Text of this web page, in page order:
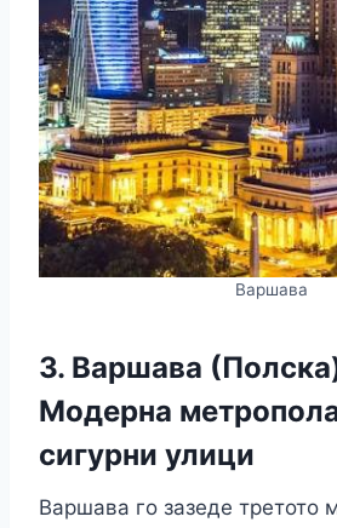
Варшава
3. Варшава
Модерна
сигурни улици
Варшава го зазеде третото